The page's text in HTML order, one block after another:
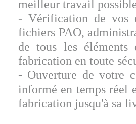
meilleur travail
- Vérification de vos
fichiers PAO,
de tous les
fabrication en toute
- Ouverture de votre
informé en temps réel
fabrication jusqu'à sa